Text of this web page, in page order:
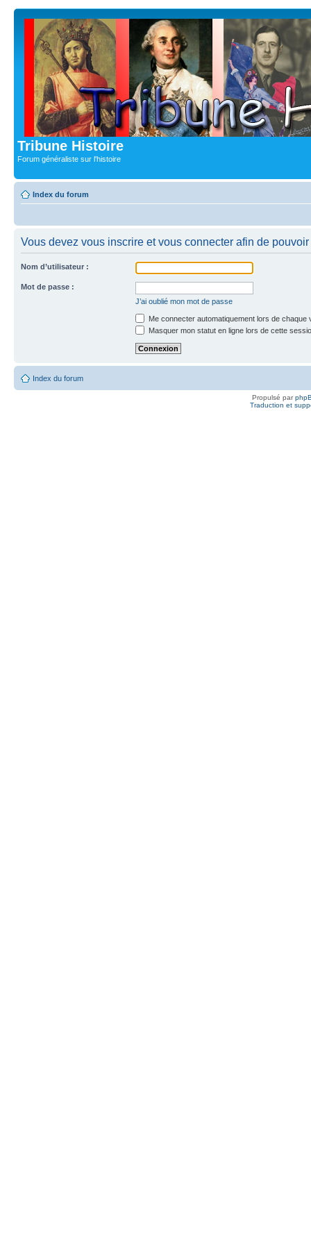
Tribune Histoire
Forum généraliste sur l'histoire
Index du forum
Vous devez vous inscrire et vous connecter afin de
Nom d’utilisateur :
Mot de passe :
J’ai oublié mon mot de passe
Me connecter automatiquement lors de chaque
Masquer mon statut en ligne lors de cette
Index du forum
Propulsé par
Traduction et